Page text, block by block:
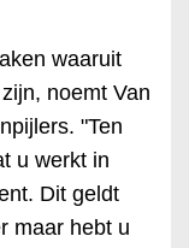
waaruit
noemt Van
"Ten
u werkt in
Dit geldt
maar hebt u